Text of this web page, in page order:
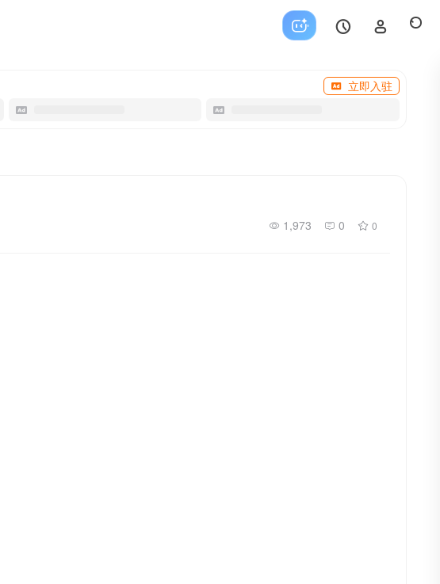
立即入驻
1,973 0 0